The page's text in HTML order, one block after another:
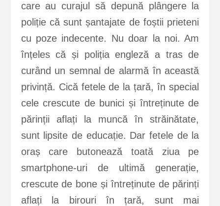
care au curajul să depună plângere la
poliție că sunt șantajate de foștii prieteni
cu poze indecente. Nu doar la noi. Am
înțeles că și poliția engleză a tras de
curând un semnal de alarmă în această
privință. Cică fetele de la țară, în special
cele crescute de bunici și întreținute de
părinții aflați la muncă în străinătate,
sunt lipsite de educație. Dar fetele de la
oraș care butonează toată ziua pe
smartphone-uri de ultimă generație,
crescute de bone și întreținute de părinți
aflați la birouri în țară, sunt mai